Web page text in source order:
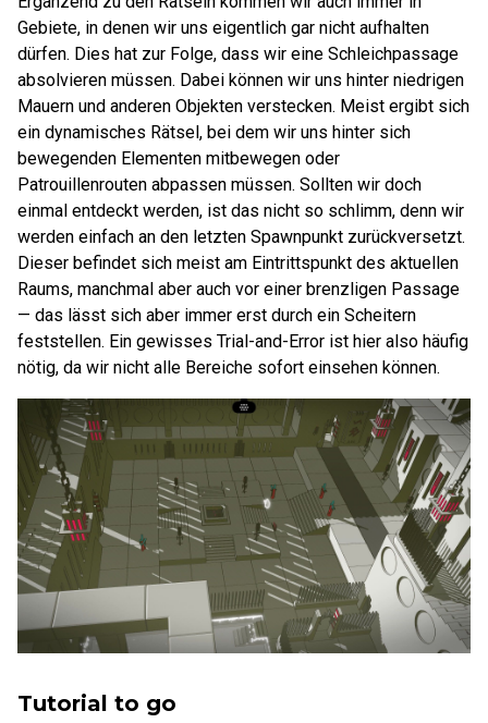
Gebiete, in denen wir uns eigentlich gar nicht aufhalten
dürfen. Dies hat zur Folge, dass wir eine Schleichpassage
absolvieren müssen. Dabei können wir uns hinter niedrigen
Mauern und anderen Objekten verstecken. Meist ergibt sich
ein dynamisches Rätsel, bei dem wir uns hinter sich
bewegenden Elementen mitbewegen oder
Patrouillenrouten abpassen müssen. Sollten wir doch
einmal entdeckt werden, ist das nicht so schlimm, denn wir
werden einfach an den letzten Spawnpunkt zurückversetzt.
Dieser befindet sich meist am Eintrittspunkt des aktuellen
Raums, manchmal aber auch vor einer brenzligen Passage
— das lässt sich aber immer erst durch ein Scheitern
feststellen. Ein gewisses Trial-and-Error ist hier also häufig
nötig, da wir nicht alle Bereiche sofort einsehen können.
Tutorial to go